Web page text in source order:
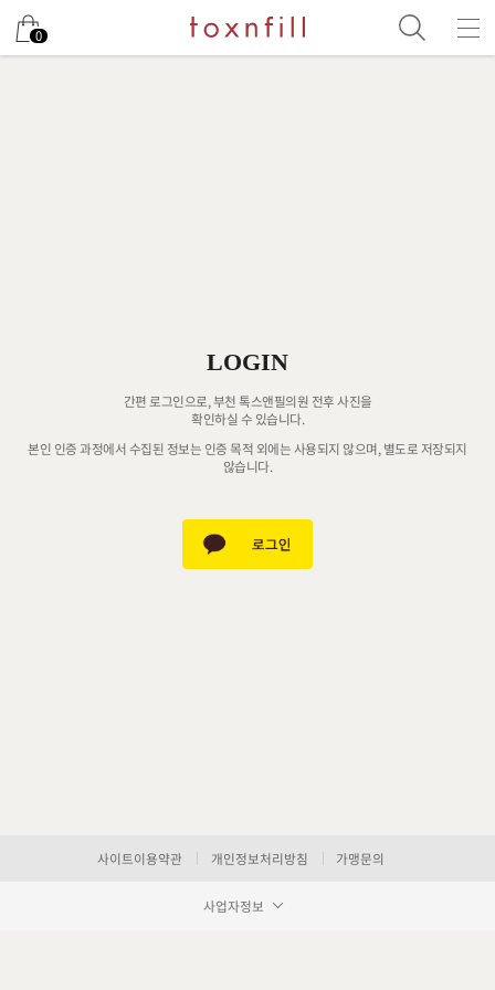
0
LOGIN
간편 로그인으로, 부천 톡스앤필의원 전후 사진을
확인하실 수 있습니다.
본인 인증 과정에서 수집된 정보는 인증 목적 외에는 사용되지 않으며, 별도로 저장되지
않습니다.
사이트이용약관 개인정보처리방침 가맹문의
사업자정보